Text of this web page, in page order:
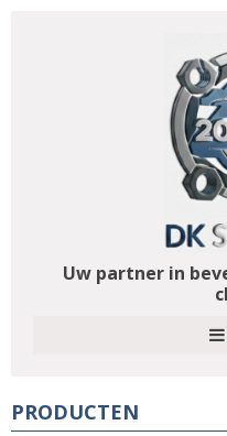
Uw partner in
PRODUCTEN